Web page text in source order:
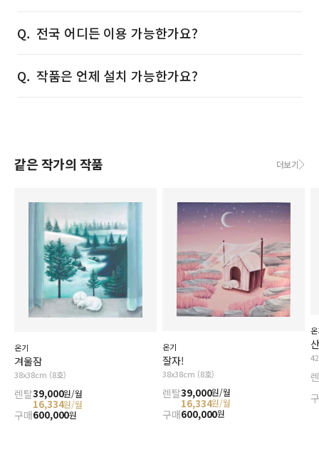
전국 어디든 이용 가능한가요?
작품은 언제 설치 가능한가요?
같은 작가의 작품 더보기
온기
겨울잠
38x38cm (8호)
렌탈39,000원/월
16,334원/월
구매600,000원
온기
잘자!
38x38cm (8호)
렌탈39,000원/월
16,334원/월
구매600,000원